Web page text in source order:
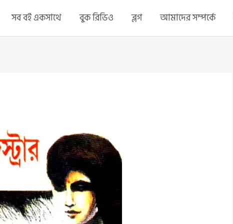
সব বই একসাথে বুক রিভিও ব্লগ আমাদের সম্পর্কে